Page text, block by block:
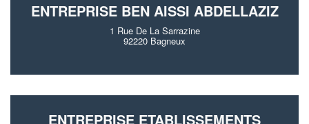
ENTREPRISE BEN AISSI ABDELLAZIZ
1 Rue De La Sarrazine
92220 Bagneux
ENTREPRISE ETABLISSEMENTS